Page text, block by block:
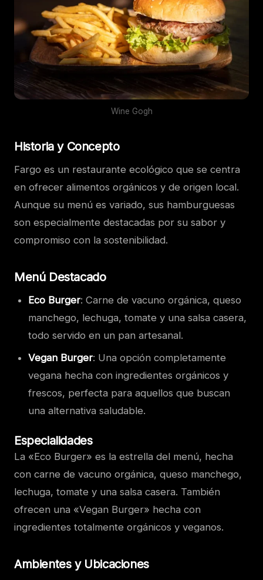
Wine Gogh
Historia y Concepto
Fargo es un restaurante ecológico que se centra
en ofrecer alimentos orgánicos y de origen local.
Aunque su menú es variado, sus hamburguesas
son especialmente destacadas por su sabor y
compromiso con la sostenibilidad.
Menú Destacado
Eco Burger: Carne de vacuno orgánica, queso
manchego, lechuga, tomate y una salsa casera,
todo servido en un pan artesanal.
Vegan Burger: Una opción completamente
vegana hecha con ingredientes orgánicos y
frescos, perfecta para aquellos que buscan
una alternativa saludable.
Especialidades
La «Eco Burger» es la estrella del menú, hecha
con carne de vacuno orgánica, queso manchego,
lechuga, tomate y una salsa casera. También
ofrecen una «Vegan Burger» hecha con
ingredientes totalmente orgánicos y veganos.
Ambientes y Ubicaciones